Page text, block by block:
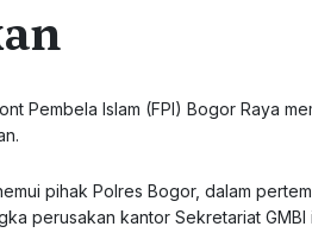
Pembela Islam (FPI) Bogor Raya
pihak Polres Bogor, dalam
perusakan kantor Sekretariat GMBI